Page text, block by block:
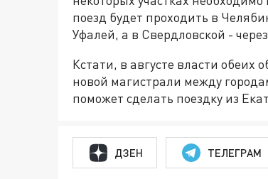
поезд будет проходить в
Уфалей, а в Свердловской -
Кстати, в августе власти обеих
новой магистрали между
поможет сделать поездку из
ДЗЕН ТЕЛЕГРАМ